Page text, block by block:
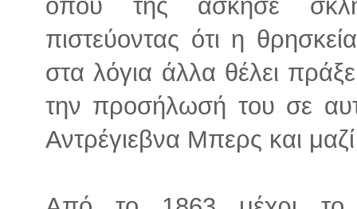
όπου της άσκησε
πιστεύοντας ότι η
στα λόγια άλλα θέλει
την προσήλωσή του σε
Αντρέγιεβνα Μπερς και